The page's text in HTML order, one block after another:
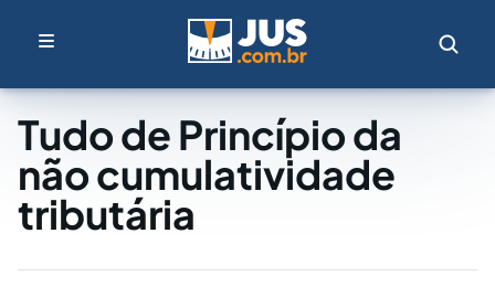
Tudo de Princípio da
não cumulatividade
tributária